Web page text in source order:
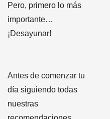
Pero, primero lo más
importante…
¡Desayunar!
Antes de comenzar tu
día siguiendo todas
nuestras